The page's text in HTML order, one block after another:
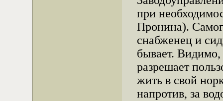
при
Пронина).
снабженец и
бывает.
разрешает
жить в свой
напротив, за